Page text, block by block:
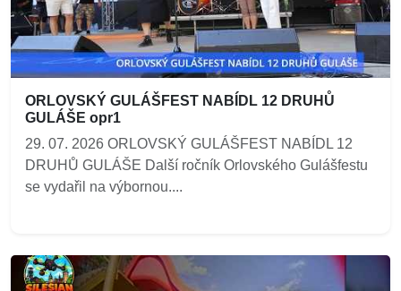
ORLOVSKÝ GULÁŠFEST NABÍDL 12 DRUHŮ
GULÁŠE opr1
29. 07. 2026 ORLOVSKÝ GULÁŠFEST NABÍDL 12
DRUHŮ GULÁŠE Další ročník Orlovského Gulášfestu
se vydařil na výbornou....